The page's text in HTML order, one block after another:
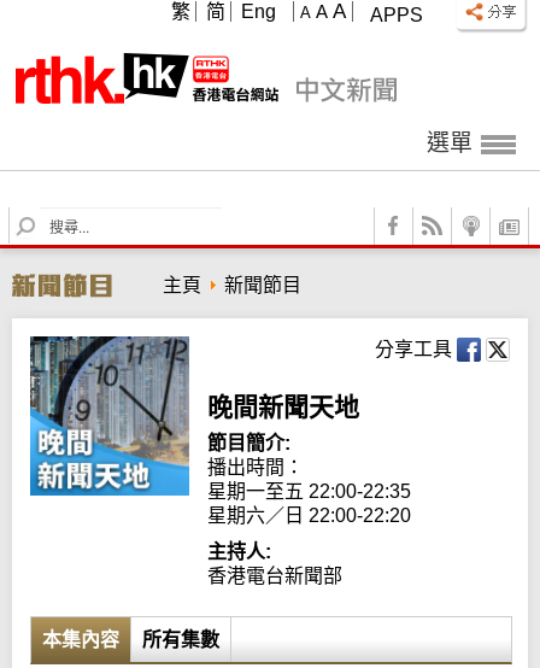
APPS
A A A
繁 简 Eng
選單
S
e
r
c
h
主頁 新聞節目
分享工具
晚間新聞天地
節目簡介:
播出時間：
星期一至五 22:00-22:35
星期六／日 22:00-22:20
主持人:
香港電台新聞部
本集內容 所有集數